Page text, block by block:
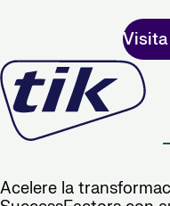
Acelere la